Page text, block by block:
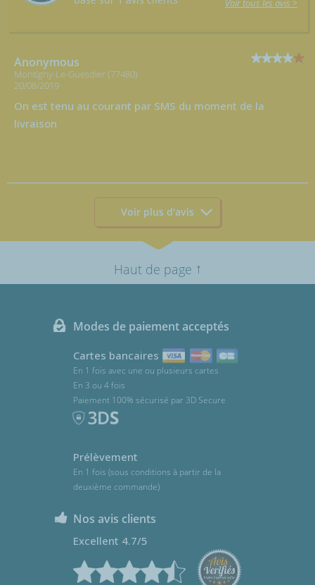
Voir tous les avis >
Anonymous
Montigny-Le-Guesdier (77480)
20/08/2019
On est tenu au courant par SMS du moment de la
livraison
Voir plus d'avis
Haut de page ↑
Modes de paiement acceptés
Cartes bancaires
En 1 fois avec une ou plusieurs cartes
En 3 ou 4 fois
Paiement 100% sécurisé par 3D Secure
Prélèvement
En 1 fois (sous conditions à partir de la
deuxième commande)
Nos avis clients
Excellent 4.7/5